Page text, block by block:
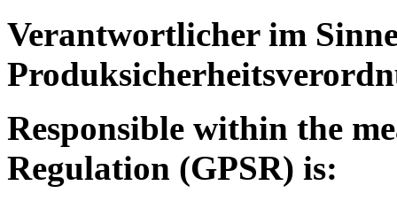
Verantwortlicher im
Responsible within the
Regulation (GPSR) is: